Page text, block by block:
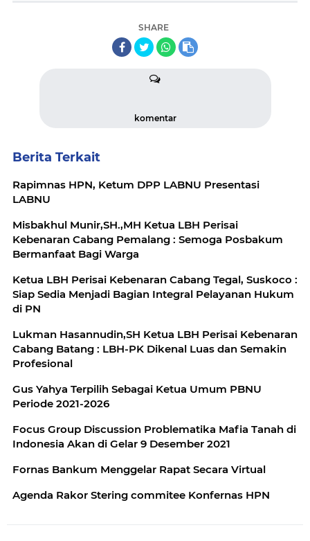
SHARE
komentar
Berita Terkait
Rapimnas HPN, Ketum DPP LABNU Presentasi
LABNU
Misbakhul Munir,SH.,MH Ketua LBH Perisai
Kebenaran Cabang Pemalang : Semoga Posbakum
Bermanfaat Bagi Warga
Ketua LBH Perisai Kebenaran Cabang Tegal, Suskoco :
Siap Sedia Menjadi Bagian Integral Pelayanan Hukum
di PN
Lukman Hasannudin,SH Ketua LBH Perisai Kebenaran
Cabang Batang : LBH-PK Dikenal Luas dan Semakin
Profesional
Gus Yahya Terpilih Sebagai Ketua Umum PBNU
Periode 2021-2026
Focus Group Discussion Problematika Mafia Tanah di
Indonesia Akan di Gelar 9 Desember 2021
Fornas Bankum Menggelar Rapat Secara Virtual
Agenda Rakor Stering commitee Konfernas HPN